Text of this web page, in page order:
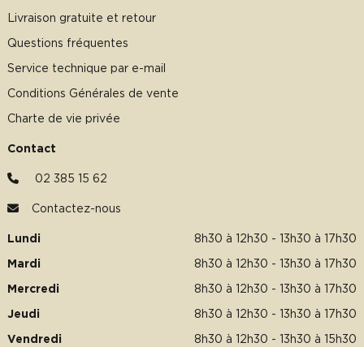
Livraison gratuite et retour
Questions fréquentes
Service technique par e-mail
Conditions Générales de vente
Charte de vie privée
Contact
02 385 15 62
Contactez-nous
Lundi 8h30 à 12h30 - 13h30 à 17h30
Mardi 8h30 à 12h30 - 13h30 à 17h30
Mercredi 8h30 à 12h30 - 13h30 à 17h30
Jeudi 8h30 à 12h30 - 13h30 à 17h30
Vendredi 8h30 à 12h30 - 13h30 à 15h30